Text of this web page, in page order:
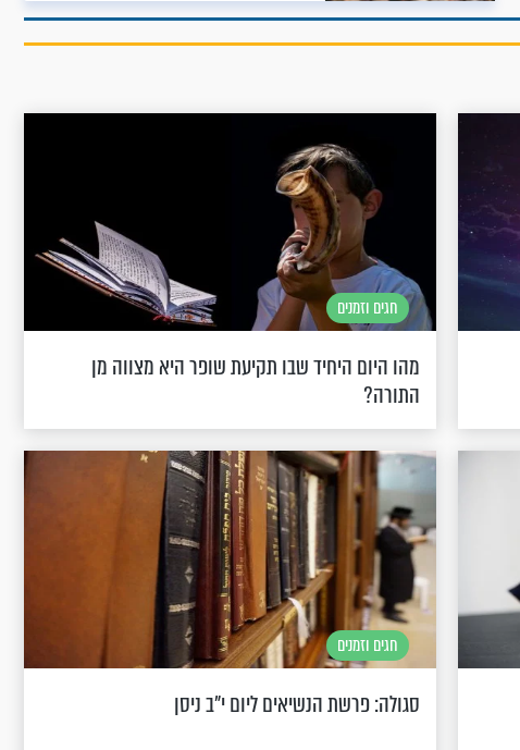
חגים וזמנים
מהו היום היחיד שבו תקיעת שופר היא מצווה מן
התורה?
חגים וזמנים
סגולה: פרשת הנשיאים ליום י"ב ניסן